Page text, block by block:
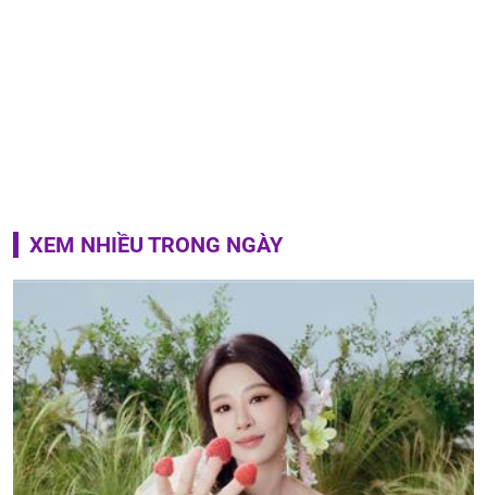
XEM NHIỀU TRONG NGÀY